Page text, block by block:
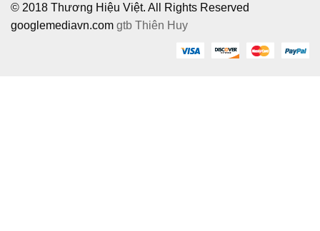
© 2018 Thương Hiệu Việt. All Rights Reserved
googlemediavn.com gtb Thiên Huy